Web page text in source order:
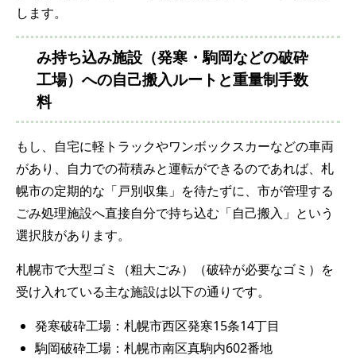
します。
み持ち込み施設（発寒・駒岡などの破砕
工場）への自己搬入ルートと重量制手数
料
もし、自宅に軽トラックやワンボックスカーなどの車両
があり、自力での荷積みと運転ができるのであれば、札
幌市の定期的な「戸別収集」を待たずに、市が管理する
ごみ処理施設へ直接自分で持ち込む「自己搬入」という
選択肢があります。
札幌市で大型ゴミ（粗大ごみ）（破砕が必要なゴミ）を
受け入れている主な施設は以下の通りです。
発寒破砕工場：札幌市西区発寒15条14丁目
駒岡破砕工場：札幌市南区真駒内602番地